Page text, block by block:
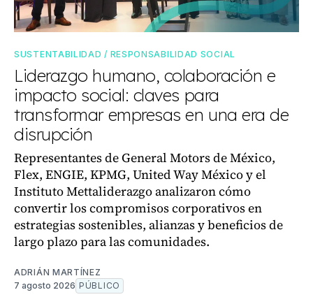
SUSTENTABILIDAD / RESPONSABILIDAD SOCIAL
Liderazgo humano, colaboración e
impacto social: claves para
transformar empresas en una era de
disrupción
Representantes de General Motors de México,
Flex, ENGIE, KPMG, United Way México y el
Instituto Mettaliderazgo analizaron cómo
convertir los compromisos corporativos en
estrategias sostenibles, alianzas y beneficios de
largo plazo para las comunidades.
ADRIÁN MARTÍNEZ
7 agosto 2026 PÚBLICO